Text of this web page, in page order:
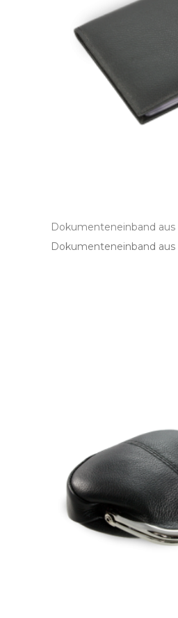
Dokumenteneinband
Dokumenteneinband